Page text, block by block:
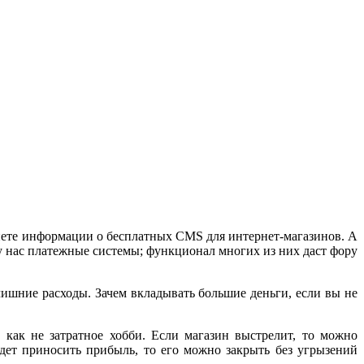
информации о бесплатных CMS для интернет-магазинов. А
платежные системы; функционал многих из них даст фору
расходы. Зачем вкладывать большие деньги, если вы не
не затратное хобби. Если магазин выстрелит, то можно
приносить прибыль, то его можно закрыть без угрызений